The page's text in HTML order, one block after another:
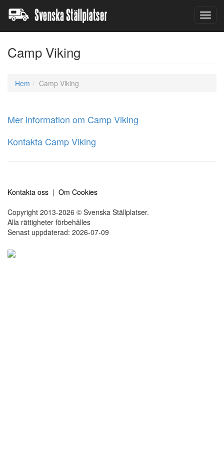
Camp Viking
Hem Camp Viking
Mer information om Camp Viking
Kontakta Camp Viking
Kontakta oss | Om Cookies
Copyright 2013-2026 © Svenska Ställplatser.
Alla rättigheter förbehålles
Senast uppdaterad: 2026-07-09